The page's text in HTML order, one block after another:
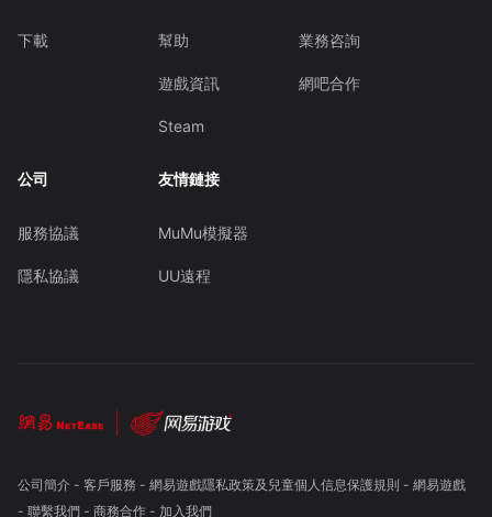
下載 幫助
遊戲資訊
Steam
業務咨詢
網吧合作
公司
服務協議
隱私協議
友情鏈接
MuMu模擬器
UU遠程
公司簡介- 客戶服務 - 網易遊戲隱私政策及兒童個人信息保護規則 - 網易遊戲
- 聯繫我們- 商務合作- 加入我們